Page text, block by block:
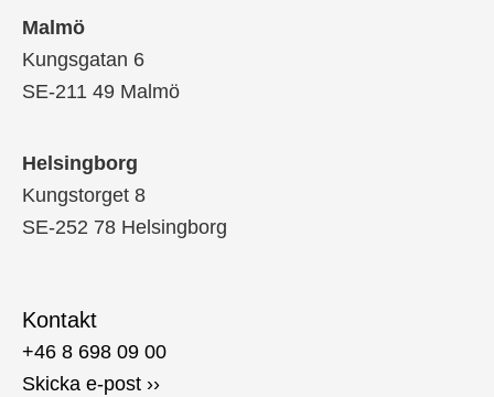
Malmö
Kungsgatan 6
SE-211 49 Malmö
Helsingborg
Kungstorget 8
SE-252 78 Helsingborg
Kontakt
+46 8 698 09 00
Skicka e-post ››